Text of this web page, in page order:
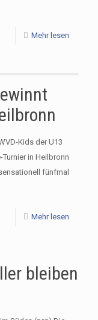
Mehr lesen
Kids der U13
in Heilbronn
fünfmal
Mehr lesen
bleiben